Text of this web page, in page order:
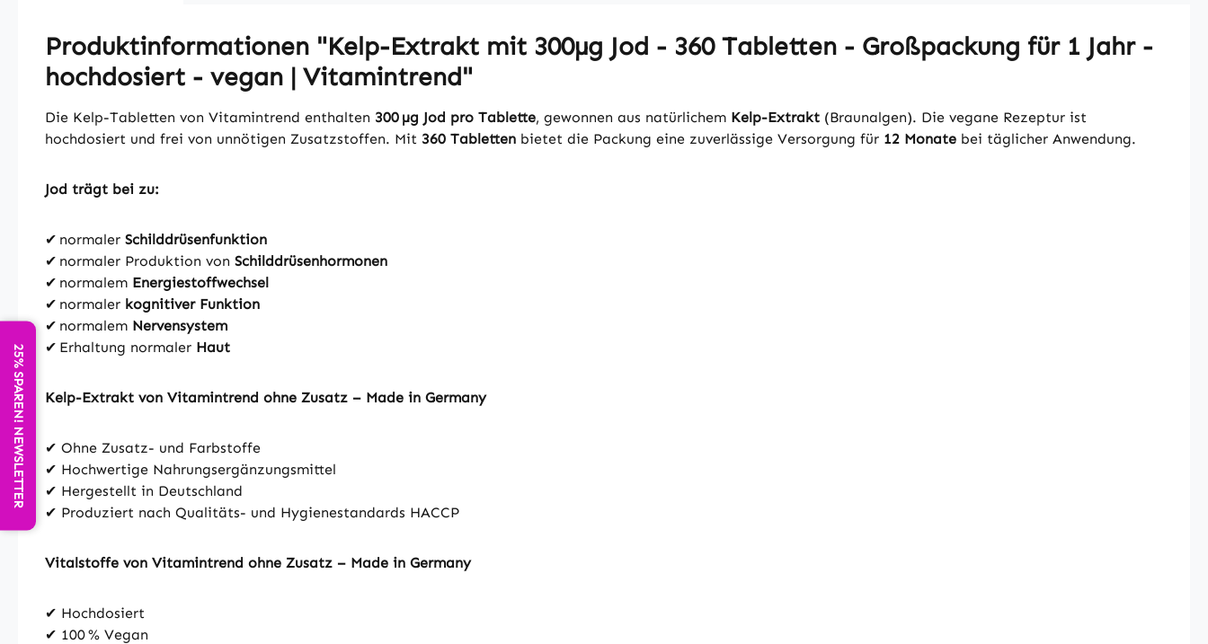
25% SPAREN! NEWSLETTER
Produktinformationen "Kelp-Extrakt mit 300µg Jod - 360 Tabletten - Großpackung für 1 Jahr -
hochdosiert - vegan | Vitamintrend"
Die Kelp-Tabletten von Vitamintrend enthalten 300 µg Jod pro Tablette, gewonnen aus natürlichem Kelp-Extrakt (Braunalgen). Die vegane Rezeptur ist
hochdosiert und frei von unnötigen Zusatzstoffen. Mit 360 Tabletten bietet die Packung eine zuverlässige Versorgung für 12 Monate bei täglicher Anwendung.
Jod trägt bei zu:
✔ normaler Schilddrüsenfunktion
✔ normaler Produktion von Schilddrüsenhormonen
✔ normalem Energiestoffwechsel
✔ normaler kognitiver Funktion
✔ normalem Nervensystem
✔ Erhaltung normaler Haut
Kelp-Extrakt von Vitamintrend ohne Zusatz – Made in Germany
✔ Ohne Zusatz- und Farbstoffe
✔ Hochwertige Nahrungsergänzungsmittel
✔ Hergestellt in Deutschland
✔ Produziert nach Qualitäts- und Hygienestandards HACCP
Vitalstoffe von Vitamintrend ohne Zusatz – Made in Germany
✔ Hochdosiert
✔ 100 % Vegan